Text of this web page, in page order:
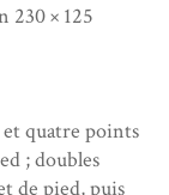
230 × 125
quatre points
; doubles
de pied, puis